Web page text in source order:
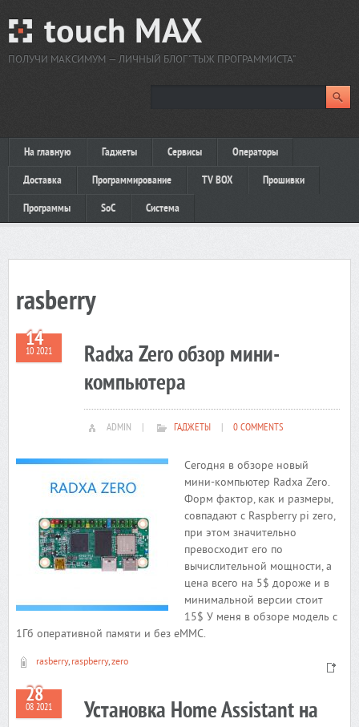
touch MAX
ПОЛУЧИ МАКСИМУМ — ЛИЧНЫЙ БЛОГ "ТЫЖ ПРОГРАММИСТА"
На главную Гаджеты Сервисы Операторы
Доставка Программирование TV BOX Прошивки
Программы SoC Система
rasberry
14
10 2021
Radxa Zero обзор мини-
компьютера
ADMIN ГАДЖЕТЫ 0 COMMENTS
Сегодня в обзоре новый
мини-компьютер Radxa Zero.
Форм фактор, как и размеры,
совпадают с Raspberry pi zero,
при этом значительно
превосходит его по
вычислительной мощности, а
цена всего на 5$ дороже и в
минимальной версии стоит
15$ У меня в обзоре модель с
1Гб оперативной памяти и без eMMC.
rasberry, raspberry,zero
28
08 2021
Установка Home Assistant на